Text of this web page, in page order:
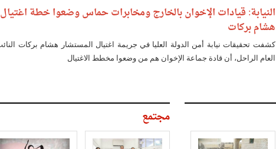
النيابة: قيادات الإخوان بالخارج ومخابرات حماس وضعوا خطة اغتيال
هشام بركات
كشفت تحقيقات نيابة أمن الدولة العليا في جريمة اغتيال المستشار هشام بركات
العام الراحل، أن قادة جماعة الإخوان هم من وضعوا مخطط الاغتيال
مجتمع